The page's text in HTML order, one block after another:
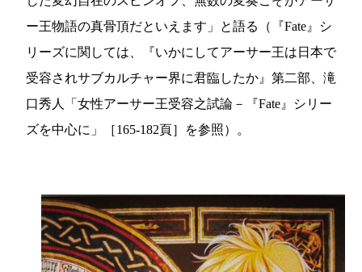
ー王物語の真骨頂だといえます」と語る（『Fate』シ
リーズに関しては、『いかにしてアーサー王は日本で
受容されサブカルチャー界に君臨したか』第二部、滝
口秀人「女性アーサー王受容之試論－『Fate』シリー
ズを中心に」［165-182頁］を参照）。